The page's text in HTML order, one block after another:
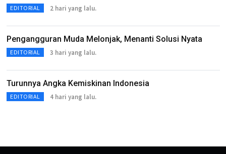
EDITORIAL 2 hari yang lalu.
Pengangguran Muda Melonjak, Menanti Solusi Nyata
EDITORIAL 3 hari yang lalu.
Turunnya Angka Kemiskinan Indonesia
EDITORIAL 4 hari yang lalu.